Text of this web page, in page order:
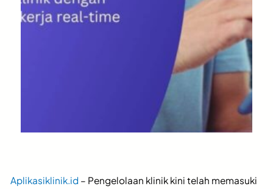
Aplikasiklinik.id – Pengelolaan klinik kini telah memasuki